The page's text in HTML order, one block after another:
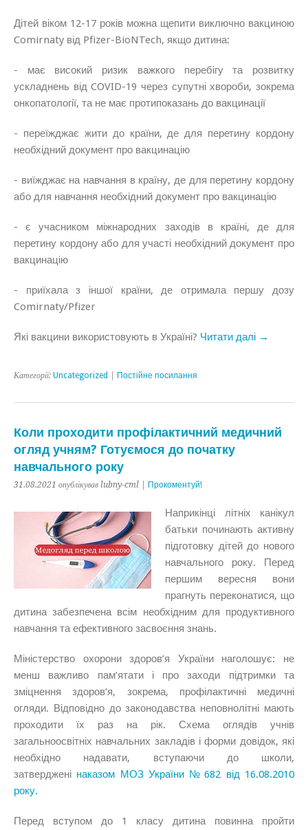
Дітей віком 12-17 років можна щепити виключно вакциною
Comirnaty від Pfizer-BioNTech, якщо дитина:
- має високий ризик важкого перебігу та розвитку
ускладнень від COVID-19 через супутні хвороби, зокрема
онкопатології, та не має протипоказань до вакцинації
- переїжджає жити до країни, де для перетину кордону
необхідний документ про вакцинацію
- виїжджає на навчання в країну, де для перетину кордону
або для навчання необхідний документ про вакцинацію
- є учасником міжнародних заходів в країні, де для
перетину кордону або для участі необхідний документ про
вакцинацію
- приїхала з іншої країни, де отримала першу дозу
Comirnaty/Pfizer
Які вакцини використовують в Україні? Читати далі →
Категорії: Uncategorized Постійне посилання
Коли проходити профілактичний медичний
огляд учням? Готуємося до початку
навчального року
31.08.2021 опублікував lubny-cml | Прокоментуй!
Наприкінці літніх канікул
батьки починають активну
підготовку дітей до нового
навчального року. Перед
першим вересня вони
прагнуть переконатися, що
дитина забезпечена всім необхідним для продуктивного
навчання та ефективного засвоєння знань.
Міністерство охорони здоров’я України наголошує: не
менш важливо пам’ятати і про заходи підтримки та
зміцнення здоров’я, зокрема, профілактичні медичні
огляди. Відповідно до законодавства неповнолітні мають
проходити їх раз на рік. Схема оглядів учнів
загальноосвітніх навчальних закладів і форми довідок, які
необхідно надавати, вступаючи до школи,
затверджені наказом МОЗ України № 682 від 16.08.2010
року.
Перед вступом до 1 класу дитина повинна пройти